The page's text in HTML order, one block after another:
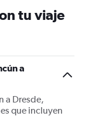
tu viaje
a
a Dresde,
que incluyen